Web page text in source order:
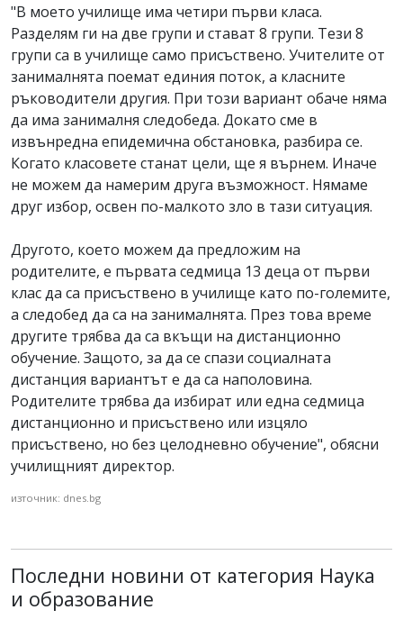
"В моето училище има четири първи класа.
Разделям ги на две групи и стават 8 групи. Тези 8
групи са в училище само присъствено. Учителите от
занималнята поемат единия поток, а класните
ръководители другия. При този вариант обаче няма
да има занималня следобеда. Докато сме в
извънредна епидемична обстановка, разбира се.
Когато класовете станат цели, ще я върнем. Иначе
не можем да намерим друга възможност. Нямаме
друг избор, освен по-малкото зло в тази ситуация.
Другото, което можем да предложим на
родителите, е първата седмица 13 деца от първи
клас да са присъствено в училище като по-големите,
а следобед да са на занималнята. През това време
другите трябва да са вкъщи на дистанционно
обучение. Защото, за да се спази социалната
дистанция вариантът е да са наполовина.
Родителите трябва да избират или една седмица
дистанционно и присъствено или изцяло
присъствено, но без целодневно обучение", обясни
училищният директор.
източник: dnes.bg
Последни новини от категория Наука
и образование